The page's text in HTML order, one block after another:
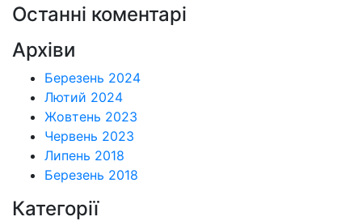
Останні коментарі
Архіви
Березень 2024
Лютий 2024
Жовтень 2023
Червень 2023
Липень 2018
Березень 2018
Категорії